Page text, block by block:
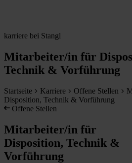
karriere bei Stangl
Mitarbeiter/in für
Technik & Vorführung
Startseite Karriere Offene Stellen
Disposition, Technik & Vorführung
Offene Stellen
Mitarbeiter/in für
Disposition, Technik &
Vorführung